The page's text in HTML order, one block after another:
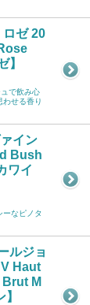
ロゼ 20
】
で飲み心
せる香り
イン
Bush
ワイ
ーなピノタ
ルジョ
Haut
M